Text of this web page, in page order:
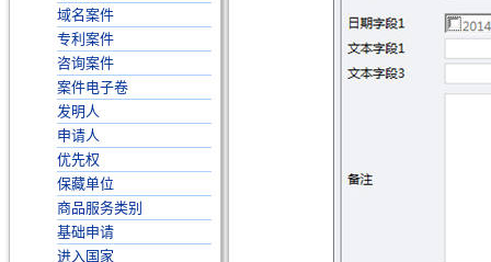
域名案件
专利案件
咨询案件
案件电子卷
发明人
申请人
优先权
保藏单位
商品服务类别
基础申请
进入国家